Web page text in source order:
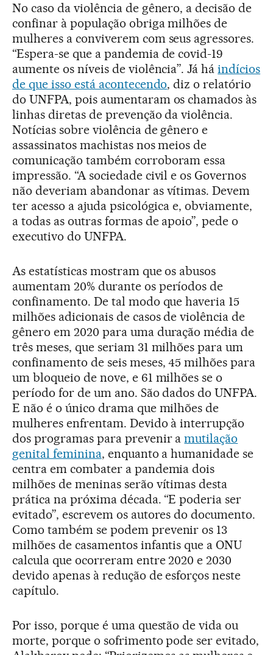
No caso da violência de gênero, a decisão de
confinar à população obriga milhões de
mulheres a conviverem com seus agressores.
“Espera-se que a pandemia de covid-19
aumente os níveis de violência”. Já háindícios
de que isso está acontecendo, diz o relatório
do UNFPA, pois aumentaram os chamados às
linhas diretas de prevenção da violência.
Notícias sobre violência de gênero e
assassinatos machistas nos meios de
comunicação também corroboram essa
impressão. “A sociedade civil e os Governos
não deveriam abandonar as vítimas. Devem
ter acesso a ajuda psicológica e, obviamente,
a todas as outras formas de apoio”, pede o
executivo do UNFPA.
As estatísticas mostram que os abusos
aumentam 20% durante os períodos de
confinamento. De tal modo que haveria 15
milhões adicionais de casos de violência de
gênero em 2020 para uma duração média de
três meses, que seriam 31 milhões para um
confinamento de seis meses, 45 milhões para
um bloqueio de nove, e 61 milhões se o
período for de um ano. São dados do UNFPA.
E não é o único drama que milhões de
mulheres enfrentam. Devido à interrupção
dos programas para prevenir amutilação
genital feminina, enquanto a humanidade se
centra em combater a pandemia dois
milhões de meninas serão vítimas desta
prática na próxima década. “E poderia ser
evitado”, escrevem os autores do documento.
Como também se podem prevenir os 13
milhões de casamentos infantis que a ONU
calcula que ocorreram entre 2020 e 2030
devido apenas à redução de esforços neste
capítulo.
Por isso, porque é uma questão de vida ou
morte, porque o sofrimento pode ser evitado,